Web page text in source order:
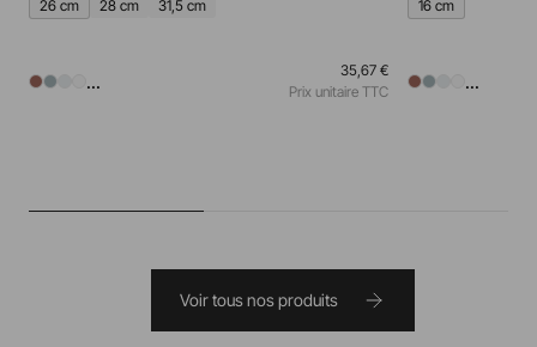
26 cm 28 cm 31,5 cm
...
35,67 €
Prix unitaire TTC
16 cm
...
Voir tous nos produits